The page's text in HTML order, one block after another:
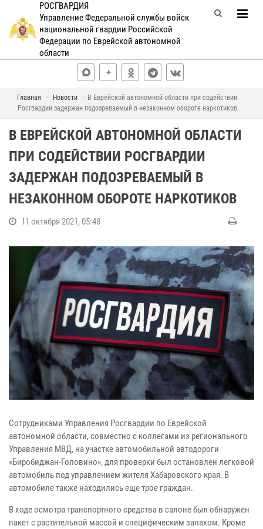
РОСГВАРДИЯ
Управление Федеральной службы войск
национальной гвардии Российской
Федерации по Еврейской автономной
области
Главная Новости
В Еврейской автономной области при содействии
Росгвардии задержан подозреваемый в незаконном обороте наркотиков
В ЕВРЕЙСКОЙ АВТОНОМНОЙ ОБЛАСТИ
ПРИ СОДЕЙСТВИИ РОСГВАРДИИ
ЗАДЕРЖАН ПОДОЗРЕВАЕМЫЙ В
НЕЗАКОННОМ ОБОРОТЕ НАРКОТИКОВ
11 октября 2021, 05:48
Сотрудниками Управления Росгвардии по Еврейской
автономной области, совместно с коллегами из регионального
Управления МВД, на участке автомобильной автодороги
«Биробиджан-Головино», для проверки был остановлен легковой
автомобиль под управлением жителя Хабаровского края. В
автомобиле также находились еще трое граждан.
В ходе осмотра транспортного средства в салоне был обнаружен
пакет с растительной массой и специфическим запахом. Кроме